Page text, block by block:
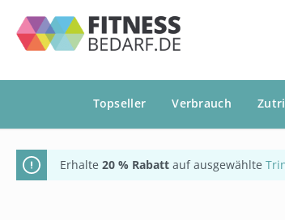
Zur Hauptnavigation springen
Topseller Verbrauch
Erhalte 20 % Rabatt auf ausgewählte